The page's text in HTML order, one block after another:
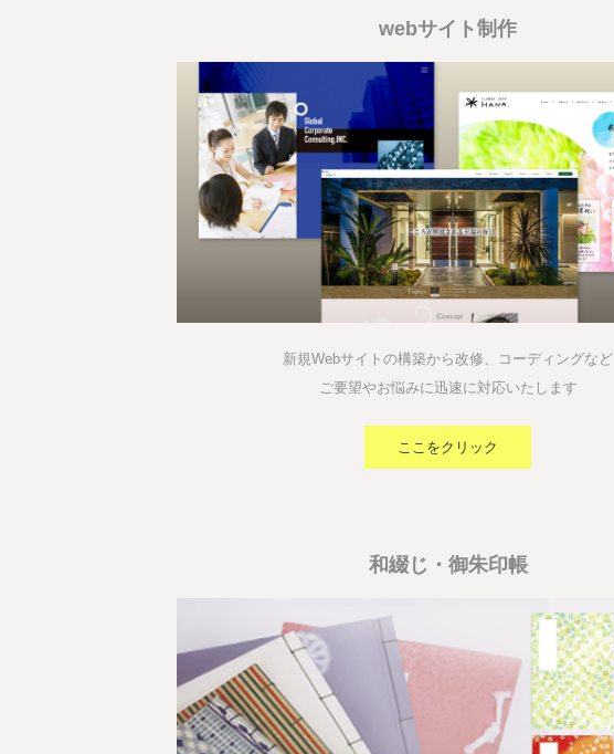
webサイト制作
新規Webサイトの構築から改修、コーディングなど
ご要望やお悩みに迅速に対応いたします
ここをクリック
和綴じ・御朱印帳